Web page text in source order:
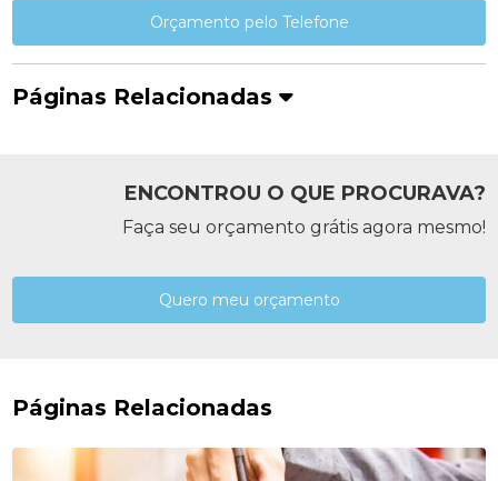
Orçamento pelo Telefone
Páginas Relacionadas
ENCONTROU O QUE PROCURAVA?
Faça seu orçamento grátis agora mesmo!
Quero meu orçamento
Páginas Relacionadas